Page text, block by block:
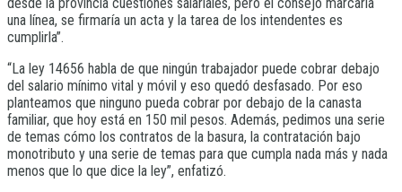
una línea, se firmaría un acta y la tarea de los intendentes es
cumplirla”.
“La ley 14656 habla de que ningún trabajador puede cobrar debajo
del salario mínimo vital y móvil y eso quedó desfasado. Por eso
planteamos que ninguno pueda cobrar por debajo de la canasta
familiar, que hoy está en 150 mil pesos. Además, pedimos una serie
de temas cómo los contratos de la basura, la contratación bajo
monotributo y una serie de temas para que cumpla nada más y nada
menos que lo que dice la ley”, enfatizó.